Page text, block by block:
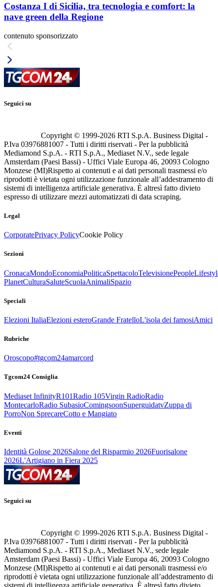
Costanza I di Sicilia, tra tecnologia e comfort: la
nave green della Regione
contenuto sponsorizzato
Seguici su
Copyright © 1999-2026 RTI S.p.A. Business Digital -
P.Iva 03976881007 - Tutti i diritti riservati - Per la pubblicità
Mediamond S.p.A. - RTI S.p.A., Mediaset N.V., sede legale
Amsterdam (Paesi Bassi) - Uffici Viale Europa 46, 20093 Cologno
Monzese (MI)Rispetto ai contenuti e ai dati personali trasmessi e/o
riprodotti è vietata ogni utilizzazione funzionale all’addestramento di
sistemi di intelligenza artificiale generativa. È altresì fatto divieto
espresso di utilizzare mezzi automatizzati di data scraping.
Legal
CorporatePrivacy PolicyCookie Policy
Sezioni
CronacaMondoEconomiaPoliticaSpettacoloTelevisionePeople
PlanetCulturaSaluteScuolaAnimaliSpazio
Speciali
Elezioni ItaliaElezioni esteroGrande FratelloL'isola dei famosiAmici
Rubriche
Oroscopo#tgcom24amarcord
Tgcom24 Consiglia
Mediaset InfinityR101Radio 105Virgin RadioRadio
MontecarloRadio SubasioComingsoonSuperguidatvZuppa di
PorroNon SprecareCotto e Mangiato
Eventi
Identità Golose 2026Salone del Risparmio 2026Fuorisalone
2026L'Artigiano in Fiera 2025
Seguici su
Copyright © 1999-2026 RTI S.p.A. Business Digital -
P.Iva 03976881007 - Tutti i diritti riservati - Per la pubblicità
Mediamond S.p.A. - RTI S.p.A., Mediaset N.V., sede legale
Amsterdam (Paesi Bassi) - Uffici Viale Europa 46, 20093 Cologno
Monzese (MI)Rispetto ai contenuti e ai dati personali trasmessi e/o
riprodotti è vietata ogni utilizzazione funzionale all’addestramento di